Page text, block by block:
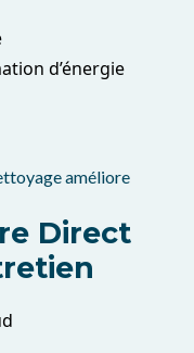
d’énergie
améliore
Direct